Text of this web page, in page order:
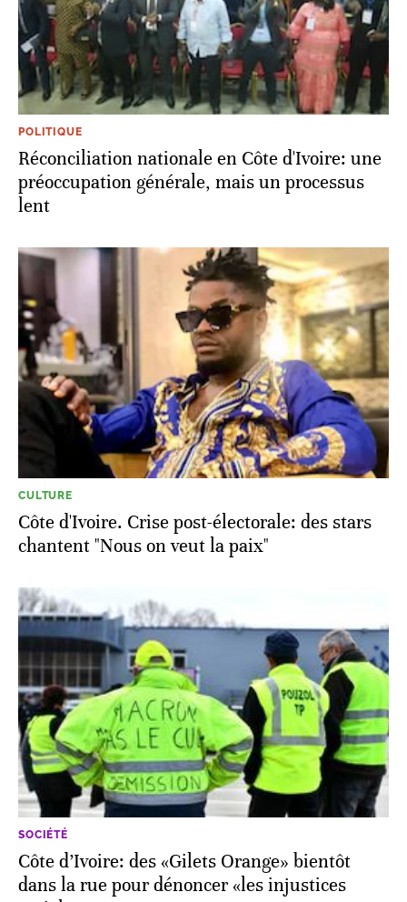
POLITIQUE
Réconciliation nationale en Côte d'Ivoire: une
préoccupation générale, mais un processus
lent
CULTURE
Côte d'Ivoire. Crise post-électorale: des stars
chantent "Nous on veut la paix"
SOCIÉTÉ
Côte d’Ivoire: des «Gilets Orange» bientôt
dans la rue pour dénoncer «les injustices